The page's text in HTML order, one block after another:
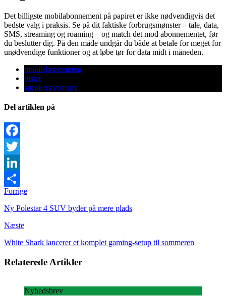
Det billigste mobilabonnement på papiret er ikke nødvendigvis det
bedste valg i praksis. Se på dit faktiske forbrugsmønster – tale, data,
SMS, streaming og roaming – og match det mod abonnementet, før
du beslutter dig. På den måde undgår du både at betale for meget for
unødvendige funktioner og at løbe tør for data midt i måneden.
mobilabonnement
oister
speakers coarner
Del artiklen på
Facebook
Twitter
LinkedIn
Share
Forrige
Ny Polestar 4 SUV byder på mere plads
Næste
White Shark lancerer et komplet gaming-setup til sommeren
Relaterede Artikler
Nyhedsbrev